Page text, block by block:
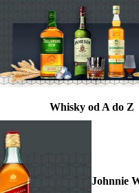
Whisky od A do Z
Johnnie